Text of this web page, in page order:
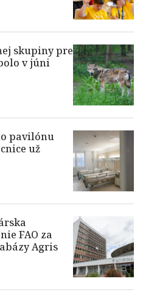
skupiny pre
v júni
pavilónu
už
FAO za
Agris